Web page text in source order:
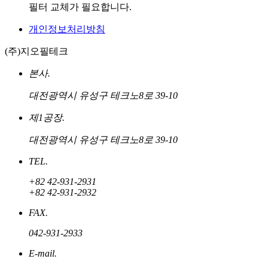
필터 교체가 필요합니다.
개인정보처리방침
(주)지오필테크
본사.
대전광역시 유성구 테크노8로 39-10
제1공장.
대전광역시 유성구 테크노8로 39-10
TEL.
+82 42-931-2931
+82 42-931-2932
FAX.
042-931-2933
E-mail.